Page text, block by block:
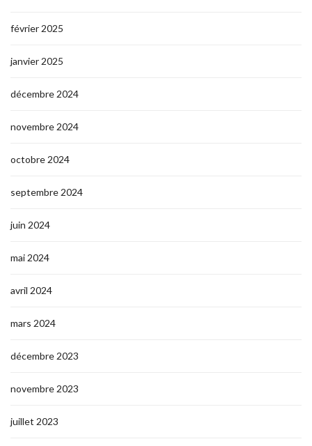
février 2025
janvier 2025
décembre 2024
novembre 2024
octobre 2024
septembre 2024
juin 2024
mai 2024
avril 2024
mars 2024
décembre 2023
novembre 2023
juillet 2023